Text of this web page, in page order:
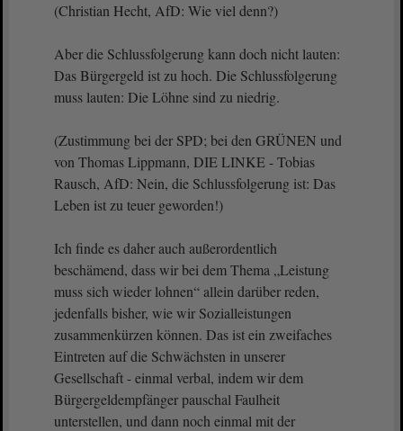
(Christian Hecht, AfD: Wie viel denn?)
Aber die Schlussfolgerung kann doch nicht lauten:
Das Bürgergeld ist zu hoch. Die Schlussfolgerung
muss lauten: Die Löhne sind zu niedrig.
(Zustimmung bei der SPD; bei den GRÜNEN und
von Thomas Lippmann, DIE LINKE - Tobias
Rausch, AfD: Nein, die Schlussfolgerung ist: Das
Leben ist zu teuer geworden!)
Ich finde es daher auch außerordentlich
beschämend, dass wir bei dem Thema „Leistung
muss sich wieder lohnen“ allein darüber reden,
jedenfalls bisher, wie wir Sozialleistungen
zusammenkürzen können. Das ist ein zweifaches
Eintreten auf die Schwächsten in unserer
Gesellschaft - einmal verbal, indem wir dem
Bürgergeldempfänger pauschal Faulheit
unterstellen, und dann noch einmal mit der